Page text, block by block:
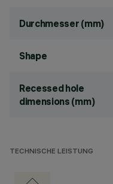
Durchmesser (mm)
Shape
Recessed hole
dimensions (mm)
TECHNISCHE LEISTUNG